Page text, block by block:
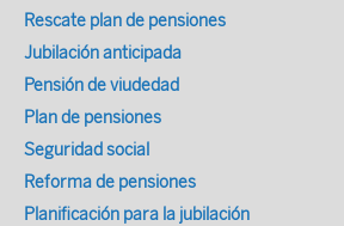
Rescate plan de pensiones
Jubilación anticipada
Pensión de viudedad
Plan de pensiones
Seguridad social
Reforma de pensiones
Planificación para la jubilación